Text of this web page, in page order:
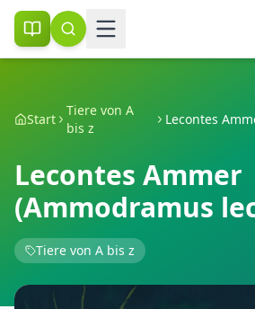
Start
Tiere von A
bis z
Lecontes Ammer
(Ammodramus
Tiere von A bis z